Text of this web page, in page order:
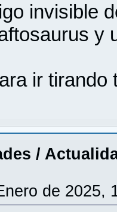
invisible
y
ir tirando
/
de 2025,